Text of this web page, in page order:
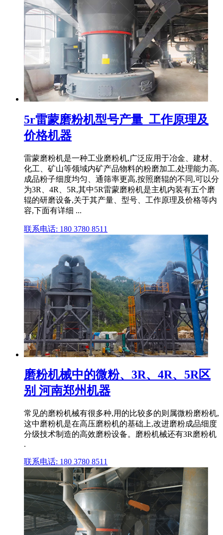
5r雷蒙磨粉机型号产量_工作原理及
价格机器
雷蒙磨粉机是一种工业磨粉机,广泛应用于冶金、建材、
化工、矿山等领域内矿产品物料的粉磨加工,处理能力高,
成品粉子细度均匀、通筛率更高,按照磨辊的不同,可以分
为3R、4R、5R,其中5R雷蒙磨粉机是主机内装有五个磨
辊的研磨设备,关于其产量、型号、工作原理及价格等内
容,下面有详细 ...
联系电话: 180 3780 8511
磨粉机械中的微粉、3R、4R、5R区
别 河南郑州机器
常见的磨粉机械有很多种,用的比较多的则属微粉磨粉机,
这中磨粉机是在高压磨粉机的基础上,改进磨粉成品细度
分级技术制造的高效磨粉设备。磨粉机械还有3R磨粉机
.
联系电话: 180 3780 8511